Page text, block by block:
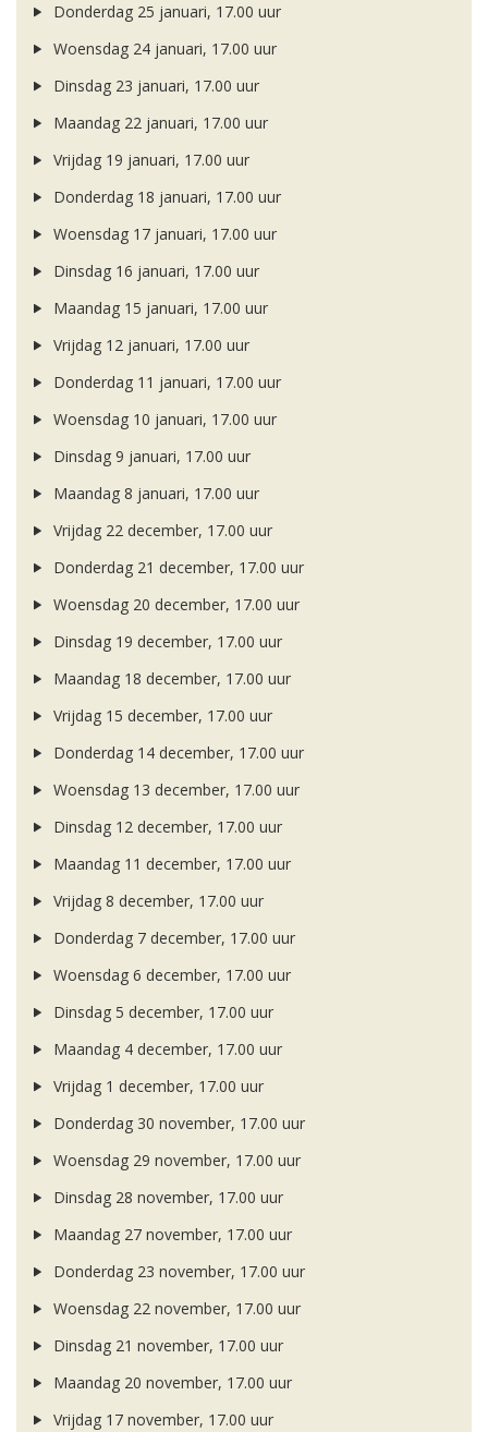
Donderdag 25 januari, 17.00 uur
Woensdag 24 januari, 17.00 uur
Dinsdag 23 januari, 17.00 uur
Maandag 22 januari, 17.00 uur
Vrijdag 19 januari, 17.00 uur
Donderdag 18 januari, 17.00 uur
Woensdag 17 januari, 17.00 uur
Dinsdag 16 januari, 17.00 uur
Maandag 15 januari, 17.00 uur
Vrijdag 12 januari, 17.00 uur
Donderdag 11 januari, 17.00 uur
Woensdag 10 januari, 17.00 uur
Dinsdag 9 januari, 17.00 uur
Maandag 8 januari, 17.00 uur
Vrijdag 22 december, 17.00 uur
Donderdag 21 december, 17.00 uur
Woensdag 20 december, 17.00 uur
Dinsdag 19 december, 17.00 uur
Maandag 18 december, 17.00 uur
Vrijdag 15 december, 17.00 uur
Donderdag 14 december, 17.00 uur
Woensdag 13 december, 17.00 uur
Dinsdag 12 december, 17.00 uur
Maandag 11 december, 17.00 uur
Vrijdag 8 december, 17.00 uur
Donderdag 7 december, 17.00 uur
Woensdag 6 december, 17.00 uur
Dinsdag 5 december, 17.00 uur
Maandag 4 december, 17.00 uur
Vrijdag 1 december, 17.00 uur
Donderdag 30 november, 17.00 uur
Woensdag 29 november, 17.00 uur
Dinsdag 28 november, 17.00 uur
Maandag 27 november, 17.00 uur
Donderdag 23 november, 17.00 uur
Woensdag 22 november, 17.00 uur
Dinsdag 21 november, 17.00 uur
Maandag 20 november, 17.00 uur
Vrijdag 17 november, 17.00 uur